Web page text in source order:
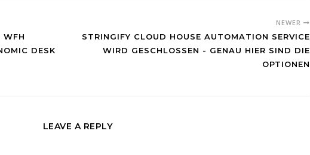
WFH
DESK
NEWER
STRINGIFY CLOUD HOUSE AUTOMATION SERVICE
WIRD GESCHLOSSEN - GENAU HIER SIND DIE
OPTIONEN
LEAVE A REPLY